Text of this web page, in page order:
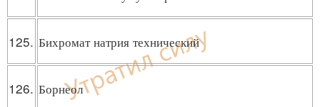
125. Бихромат натрия технический
126. Борнеол